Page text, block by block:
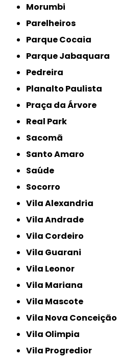
Morumbi
Parelheiros
Parque Cocaia
Parque Jabaquara
Pedreira
Planalto Paulista
Praça da Árvore
Real Park
Sacomã
Santo Amaro
Saúde
Socorro
Vila Alexandria
Vila Andrade
Vila Cordeiro
Vila Guarani
Vila Leonor
Vila Mariana
Vila Mascote
Vila Nova Conceição
Vila Olimpia
Vila Progredior